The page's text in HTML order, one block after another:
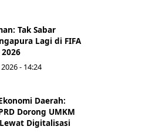
Tak Sabar
Lagi di FIFA
2026
- 14:24
Daerah:
Dorong UMKM
Digitalisasi